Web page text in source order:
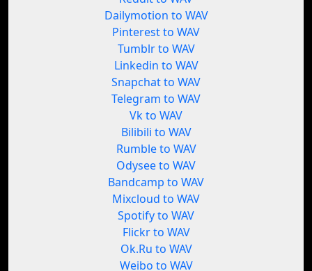
Dailymotion to WAV
Pinterest to WAV
Tumblr to WAV
Linkedin to WAV
Snapchat to WAV
Telegram to WAV
Vk to WAV
Bilibili to WAV
Rumble to WAV
Odysee to WAV
Bandcamp to WAV
Mixcloud to WAV
Spotify to WAV
Flickr to WAV
Ok.Ru to WAV
Weibo to WAV